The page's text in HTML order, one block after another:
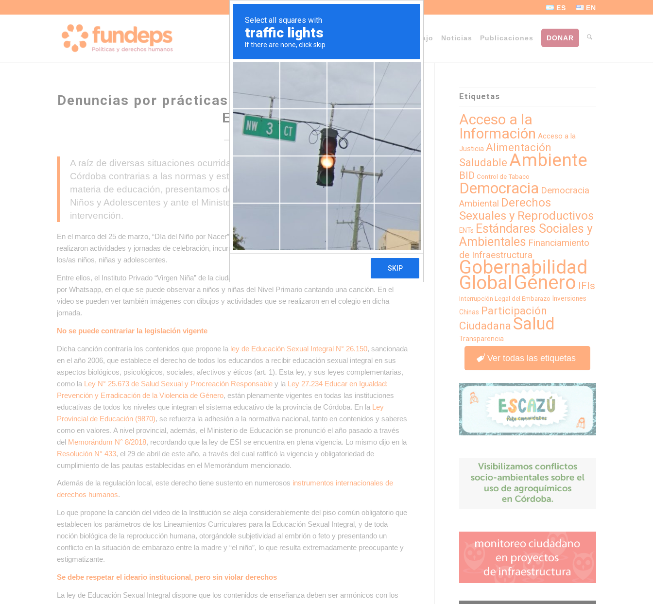
ES EN
Sobre Fundeps Áreas de trabajo Noticias Publicaciones DONAR
Denuncias por prácticas escolares contrarias a la
ESI
A raíz de diversas situaciones ocurridas en colegios públicos y privados de
Córdoba contrarias a las normas y estándares de derecho que rigen en
materia de educación, presentamos denuncias ante la Defensoría de Niñas,
Niños y Adolescentes y ante el Ministerio de Educación solicitando su
intervención.
En el marco del 25 de marzo, “Día del Niño por Nacer”, varios colegios públicos y privados de Córdoba
realizaron actividades y jornadas de celebración, incurriendo en una flagrante violación de los derechos de
los/as niños, niñas y adolescentes.
Entre ellos, el Instituto Privado “Virgen Niña” de la ciudad de Justiniano Posse, realizó y luego difundió un video
por Whatsapp, en el que se puede observar a niños y niñas del Nivel Primario cantando una canción. En el
video se pueden ver también imágenes con dibujos y actividades que se realizaron en el colegio en dicha
jornada.
No se puede contrariar la legislación vigente
Dicha canción contraría los contenidos que propone la ley de Educación Sexual Integral N° 26.150, sancionada
en el año 2006, que establece el derecho de todos los educandos a recibir educación sexual integral en sus
aspectos biológicos, psicológicos, sociales, afectivos y éticos (art. 1). Esta ley, y sus leyes complementarias,
como la Ley N° 25.673 de Salud Sexual y Procreación Responsable y la Ley 27.234 Educar en Igualdad:
Prevención y Erradicación de la Violencia de Género, están plenamente vigentes en todas las instituciones
educativas de todos los niveles que integran el sistema educativo de la provincia de Córdoba. En la Ley
Provincial de Educación (9870), se refuerza la adhesión a la normativa nacional, tanto en contenidos y saberes
como en valores. A nivel provincial, además, el Ministerio de Educación se pronunció el año pasado a través
del Memorándum N° 8/2018, recordando que la ley de ESI se encuentra en plena vigencia. Lo mismo dijo en la
Resolución N° 433, el 29 de abril de este año, a través del cual ratificó la vigencia y obligatoriedad de
cumplimiento de las pautas establecidas en el Memorándum mencionado.
Además de la regulación local, este derecho tiene sustento en numerosos instrumentos internacionales de
derechos humanos.
Lo que propone la canción del video de la Institución se aleja considerablemente del piso común obligatorio que
establecen los parámetros de los Lineamientos Curriculares para la Educación Sexual Integral, y de toda
noción biológica de la reproducción humana, otorgándole subjetividad al embrión o feto y presentando un
conflicto en la situación de embarazo entre la madre y “el niño”, lo que resulta extremadamente preocupante y
estigmatizante.
Se debe respetar el ideario institucional, pero sin violar derechos
La ley de Educación Sexual Integral dispone que los contenidos de enseñanza deben ser armónicos con los
Etiquetas
Acceso a la
Información Acceso a la
Justicia Alimentación
Saludable Ambiente
BID Control de Tabaco
Democracia Democracia
Ambiental Derechos
Sexuales y Reproductivos
ENTs Estándares Sociales y
Ambientales Financiamiento
de Infraestructura
Gobernabilidad
GlobalGénero IFIs
Interrupción Legal del Embarazo Inversiones
Chinas Participación
Ciudadana Salud
Transparencia
Ver todas las etiquetas